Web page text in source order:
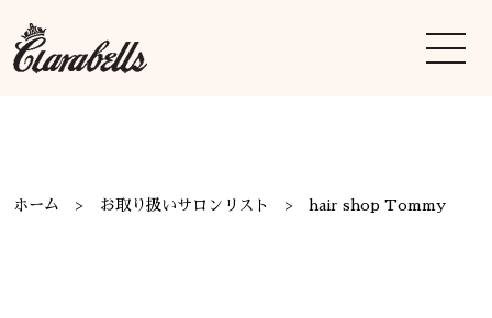
ホーム お取り扱いサロンリスト hair shop Tommy